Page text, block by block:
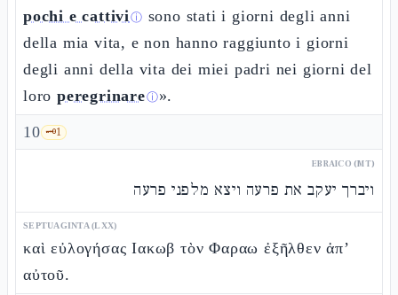
pochi e cattiviⓘ sono stati i giorni degli anni
della mia vita, e non hanno raggiunto i giorni
degli anni della vita dei miei padri nei giorni del
loro peregrinareⓘ».
10 🗝️1
EBRAICO (MT)
ויברך יעקב את פרעה ויצא מלפני פרעה
SEPTUAGINTA (LXX)
καὶ εὐλογήσας Ιακωβ τὸν Φαραω ἐξῆλθεν ἀπ’
αὐτοῦ.